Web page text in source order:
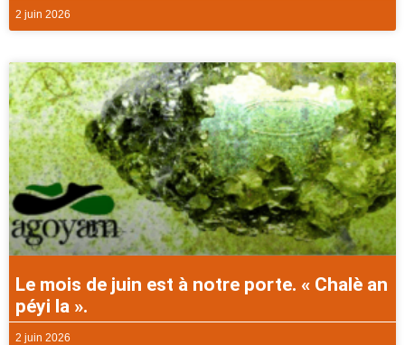
2 juin 2026
Le mois de juin est à notre porte. « Chalè an
péyi la ».
2 juin 2026